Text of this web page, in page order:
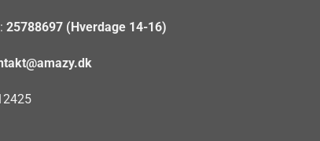
25788697 (Hverdage 14-16)